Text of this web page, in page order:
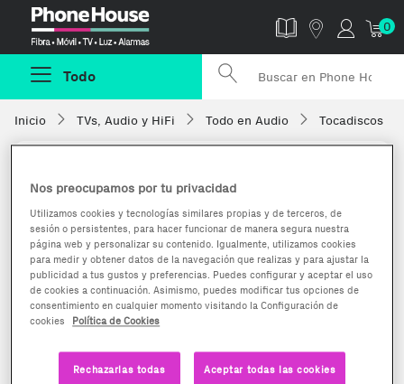
0
Todo
Inicio TVs, Audio y HiFi Todo en Audio Tocadiscos
Nos preocupamos por tu privacidad
Utilizamos cookies y tecnologías similares propias y de terceros, de
sesión o persistentes, para hacer funcionar de manera segura nuestra
página web y personalizar su contenido. Igualmente, utilizamos cookies
para medir y obtener datos de la navegación que realizas y para ajustar la
publicidad a tus gustos y preferencias. Puedes configurar y aceptar el uso
de cookies a continuación. Asimismo, puedes modificar tus opciones de
consentimiento en cualquier momento visitando la Configuración de
cookies
Política de Cookies
Rechazarlas todas Aceptar todas las cookies